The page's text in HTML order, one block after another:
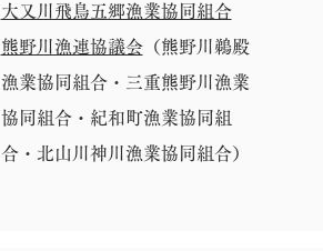
大又川飛鳥五郷漁業協同組合
熊野川漁連​協議会（熊野川鵜殿
漁業協同組合・ 三重熊野川漁業
協同組合・紀和町漁業協同組
合・北山川神川漁業協同組合）